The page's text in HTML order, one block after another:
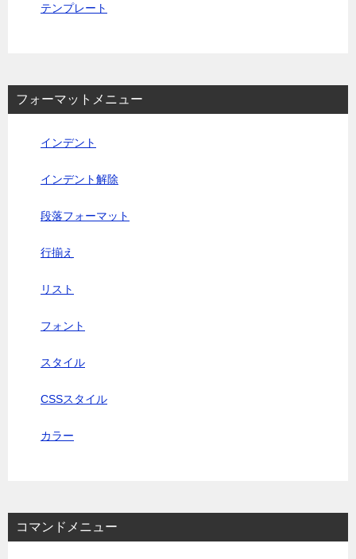
テンプレート
フォーマットメニュー
インデント
インデント解除
段落フォーマット
行揃え
リスト
フォント
スタイル
CSSスタイル
カラー
コマンドメニュー